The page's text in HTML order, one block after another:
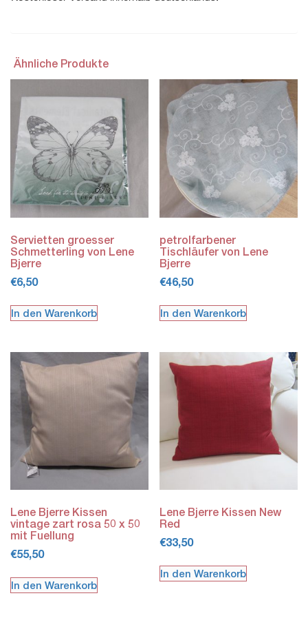
Ähnliche Produkte
Servietten groesser
Schmetterling von Lene
Bjerre
€6,50
In den Warenkorb
petrolfarbener
Tischläufer von Lene
Bjerre
€46,50
In den Warenkorb
Lene Bjerre Kissen
vintage zart rosa 50 x 50
mit Fuellung
€55,50
In den Warenkorb
Lene Bjerre Kissen New
Red
€33,50
In den Warenkorb